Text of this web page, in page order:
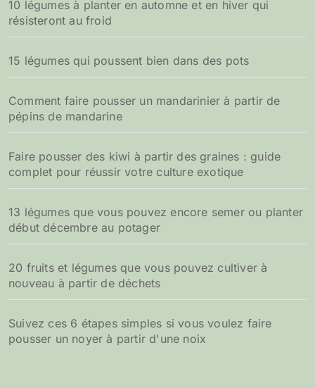
10 légumes à planter en automne et en hiver qui
résisteront au froid
15 légumes qui poussent bien dans des pots
Comment faire pousser un mandarinier à partir de
pépins de mandarine
Faire pousser des kiwi à partir des graines : guide
complet pour réussir votre culture exotique
13 légumes que vous pouvez encore semer ou planter
début décembre au potager
20 fruits et légumes que vous pouvez cultiver à
nouveau à partir de déchets
Suivez ces 6 étapes simples si vous voulez faire
pousser un noyer à partir d'une noix